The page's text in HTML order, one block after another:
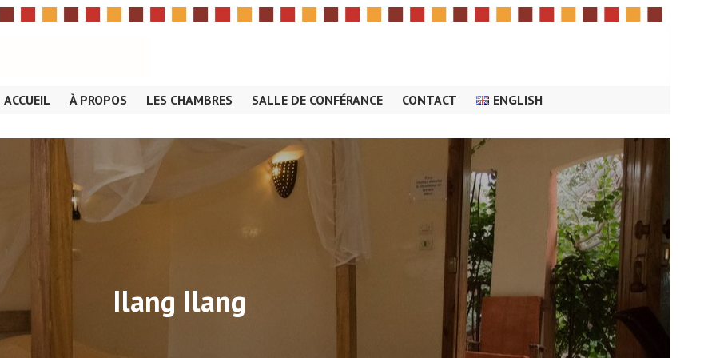
ACCUEIL À PROPOS LES CHAMBRES SALLE DE CONFÉRANCE CONTACT ENGLISH
Ilang Ilang